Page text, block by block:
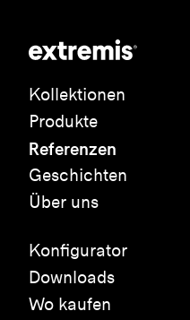
Kollektionen
Produkte
Referenzen
Geschichten
Über uns
Konfigurator
Downloads
Wo kaufen